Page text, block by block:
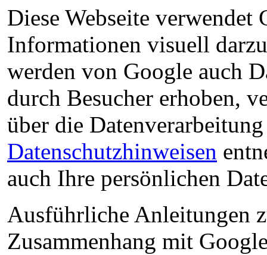
Diese Webseite
Informationen visuell
werden von Google auch
durch Besucher erhoben,
über die
Datenschutzhinweisen
auch Ihre persönlichen
Ausführliche Anleitungen
Zusammenhang mit